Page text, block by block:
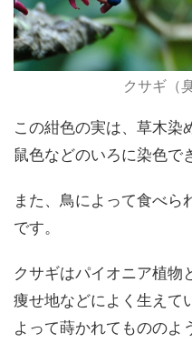
クサギ（
この紺色の実は、草木染
鼠色などのいろに染色で
また、鳥によって食べら
です。
クサギはパイオニア植物
痩せ地などによく生えて
よって蒔かれてもののよ